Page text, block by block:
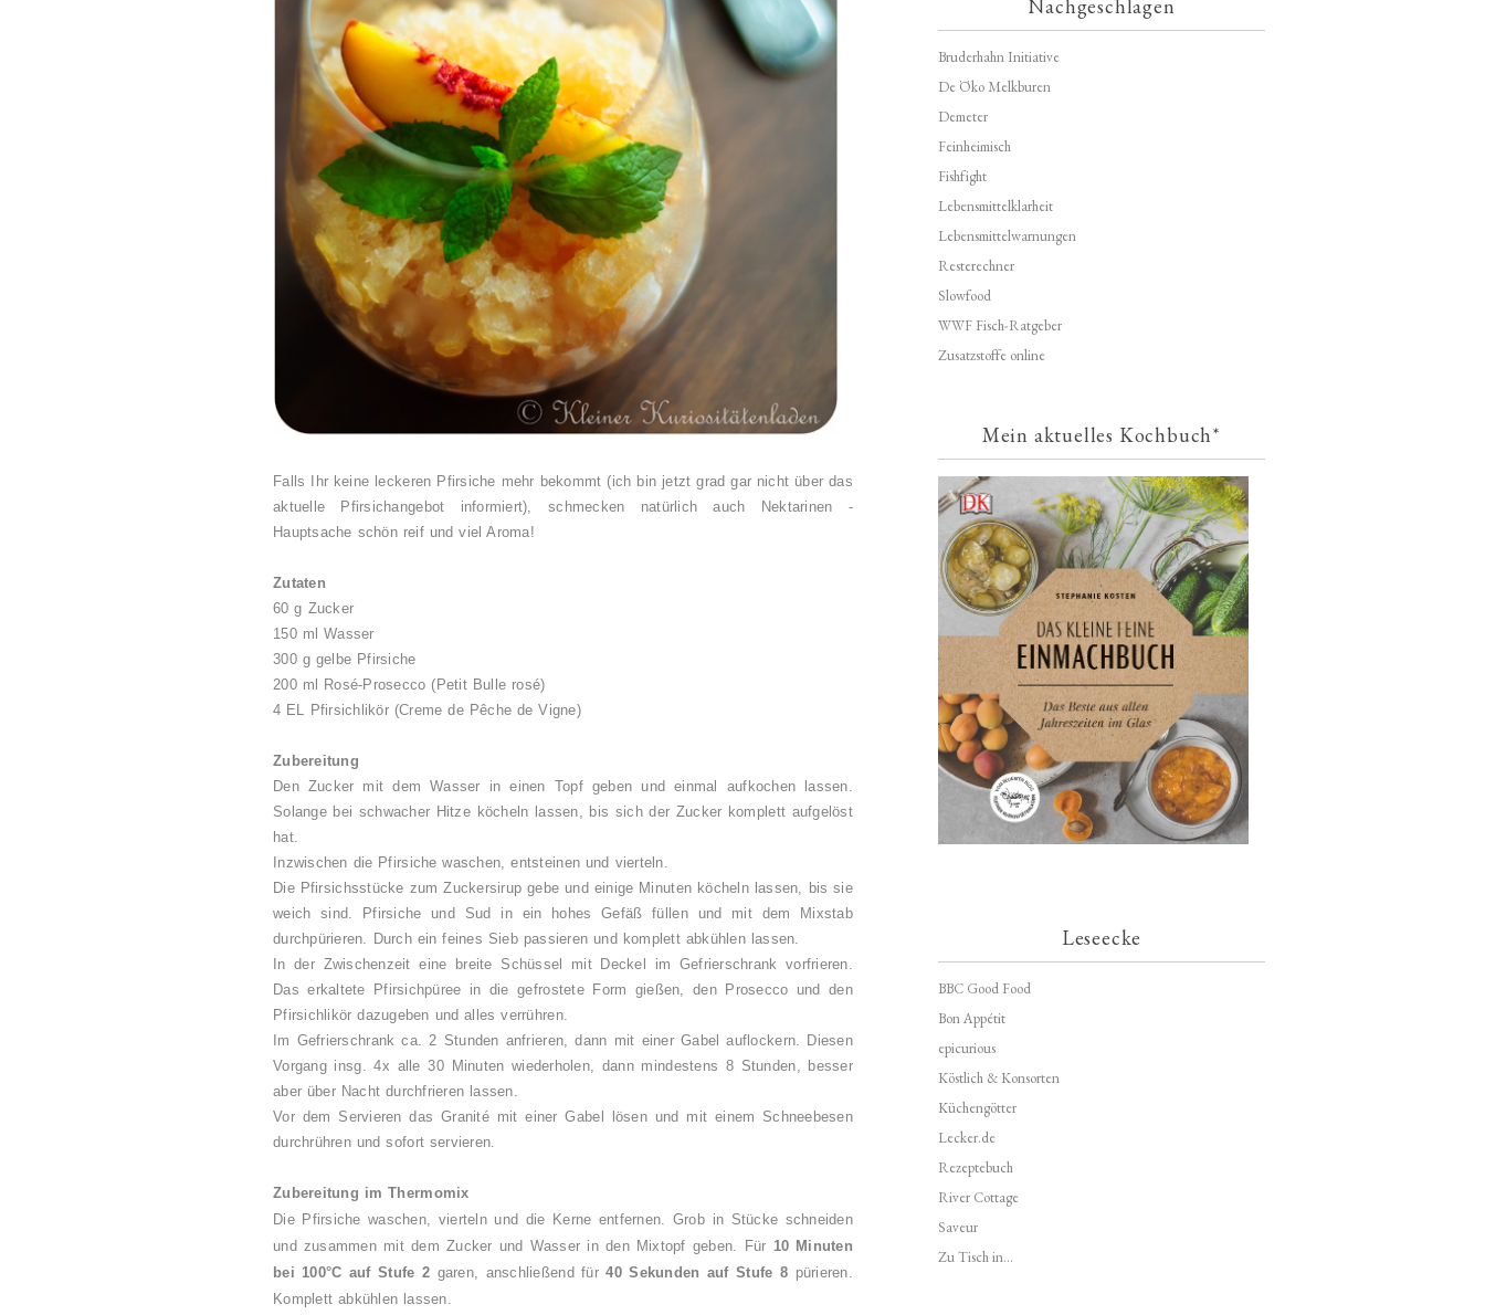
Falls Ihr keine leckeren Pfirsiche mehr bekommt (ich bin jetzt grad gar nicht über das
aktuelle Pfirsichangebot informiert), schmecken natürlich auch Nektarinen -
Hauptsache schön reif und viel Aroma!
Zutaten
60 g Zucker
150 ml Wasser
300 g gelbe Pfirsiche
200 ml Rosé-Prosecco (Petit Bulle rosé)
4 EL Pfirsichlikör (Creme de Pêche de Vigne)
Zubereitung
Den Zucker mit dem Wasser in einen Topf geben und einmal aufkochen lassen.
Solange bei schwacher Hitze köcheln lassen, bis sich der Zucker komplett aufgelöst
hat.
Inzwischen die Pfirsiche waschen, entsteinen und vierteln.
Die Pfirsichsstücke zum Zuckersirup gebe und einige Minuten köcheln lassen, bis sie
weich sind. Pfirsiche und Sud in ein hohes Gefäß füllen und mit dem Mixstab
durchpürieren. Durch ein feines Sieb passieren und komplett abkühlen lassen.
In der Zwischenzeit eine breite Schüssel mit Deckel im Gefrierschrank vorfrieren.
Das erkaltete Pfirsichpüree in die gefrostete Form gießen, den Prosecco und den
Pfirsichlikör dazugeben und alles verrühren.
Im Gefrierschrank ca. 2 Stunden anfrieren, dann mit einer Gabel auflockern. Diesen
Vorgang insg. 4x alle 30 Minuten wiederholen, dann mindestens 8 Stunden, besser
aber über Nacht durchfrieren lassen.
Vor dem Servieren das Granité mit einer Gabel lösen und mit einem Schneebesen
durchrühren und sofort servieren.
Zubereitung im Thermomix
Die Pfirsiche waschen, vierteln und die Kerne entfernen. Grob in Stücke schneiden
und zusammen mit dem Zucker und Wasser in den Mixtopf geben. Für 10 Minuten
bei 100°C auf Stufe 2 garen, anschließend für40 Sekunden auf Stufe 8 pürieren.
Komplett abkühlen lassen.
Nachgeschlagen
Bruderhahn Initiative
De Öko Melkburen
Demeter
Feinheimisch
Fishfight
Lebensmittelklarheit
Lebensmittelwarnungen
Resterechner
Slowfood
WWF Fisch-Ratgeber
Zusatzstoffe online
Mein aktuelles Kochbuch*
Leseecke
BBC Good Food
Bon Appétit
epicurious
Köstlich & Konsorten
Küchengötter
Lecker.de
Rezeptebuch
River Cottage
Saveur
Zu Tisch in...